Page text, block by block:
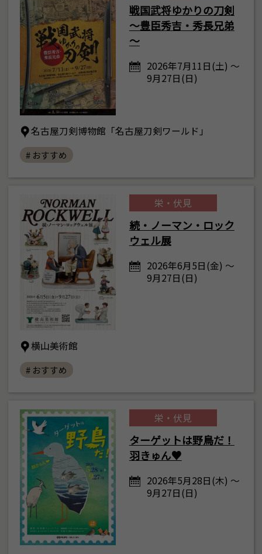
戦国武将ゆかりの刀剣
～豊臣秀吉・秀長兄弟
～
2026年7月11日(土) ～
9月27日(日)
名古屋刀剣博物館「名古屋刀剣ワールド」
# おすすめ
栄・伏見
続・ノーマン・ロック
ウェル展
2026年6月5日(金) ～
9月27日(日)
横山美術館
# おすすめ
栄・伏見
ターゲットは野鳥だ！
羽きゅん♥
2026年5月28日(木) ～
9月27日(日)